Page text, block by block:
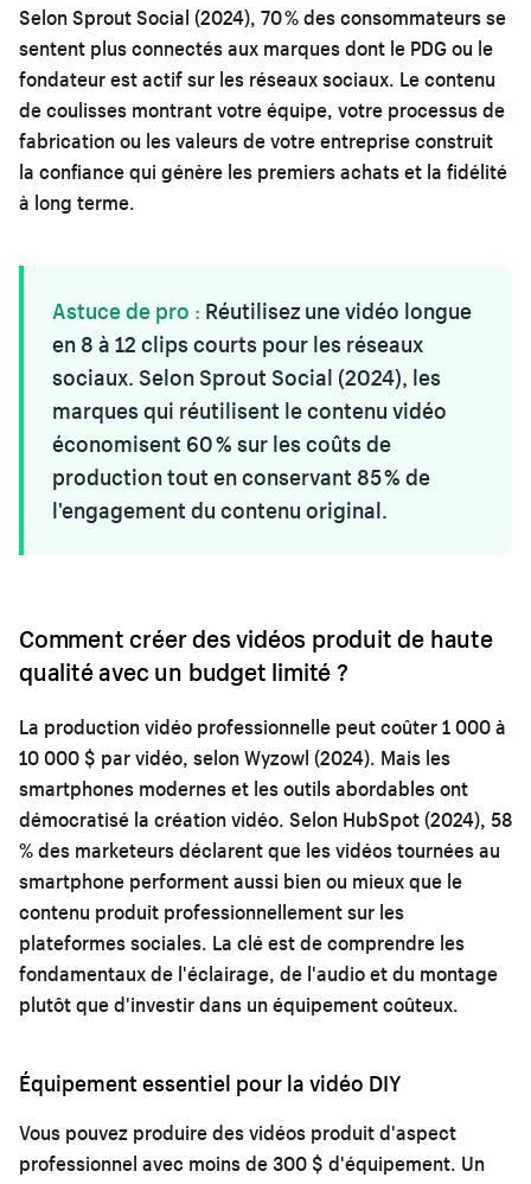
Selon Sprout Social (2024), 70 % des consommateurs se
sentent plus connectés aux marques dont le PDG ou le
fondateur est actif sur les réseaux sociaux. Le contenu
de coulisses montrant votre équipe, votre processus de
fabrication ou les valeurs de votre entreprise construit
la confiance qui génère les premiers achats et la fidélité
à long terme.
Astuce de pro : Réutilisez une vidéo longue
en 8 à 12 clips courts pour les réseaux
sociaux. Selon Sprout Social (2024), les
marques qui réutilisent le contenu vidéo
économisent 60 % sur les coûts de
production tout en conservant 85 % de
l'engagement du contenu original.
Comment créer des vidéos produit de haute
qualité avec un budget limité ?
La production vidéo professionnelle peut coûter 1 000 à
10 000 $ par vidéo, selon Wyzowl (2024). Mais les
smartphones modernes et les outils abordables ont
démocratisé la création vidéo. Selon HubSpot (2024), 58
% des marketeurs déclarent que les vidéos tournées au
smartphone performent aussi bien ou mieux que le
contenu produit professionnellement sur les
plateformes sociales. La clé est de comprendre les
fondamentaux de l'éclairage, de l'audio et du montage
plutôt que d'investir dans un équipement coûteux.
Équipement essentiel pour la vidéo DIY
Vous pouvez produire des vidéos produit d'aspect
professionnel avec moins de 300 $ d'équipement. Un